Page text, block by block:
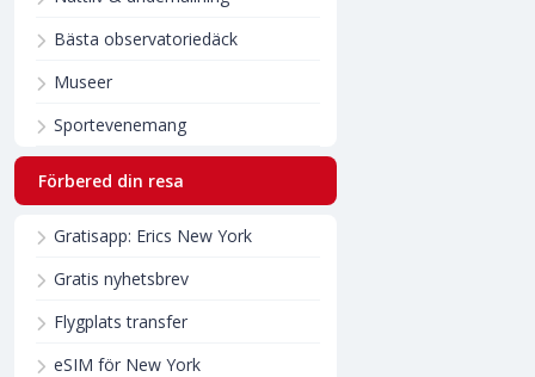
Bästa observatoriedäck
Museer
Sportevenemang
Förbered din resa
Gratisapp: Erics New York
Gratis nyhetsbrev
Flygplats transfer
eSIM för New York